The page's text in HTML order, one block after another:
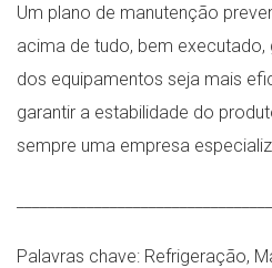
Um plano de manutenção
acima de tudo, bem
dos equipamentos seja mais
garantir a estabilidade do
sempre uma empresa
Palavras chave: Refrigeração,